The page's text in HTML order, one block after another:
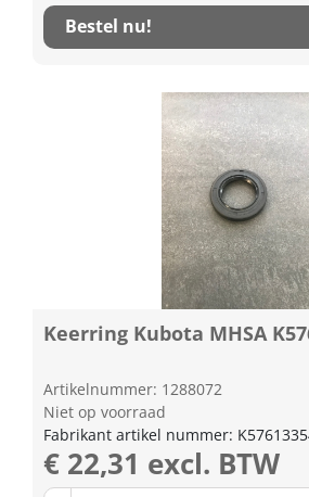
Bestel nu!
Keerring Kubota MHSA
Artikelnummer: 1288072
Niet op voorraad
Fabrikant artikel nummer:
€ 22,31 excl. BTW